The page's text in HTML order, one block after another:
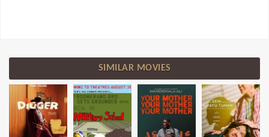
SIMILAR MOVIES